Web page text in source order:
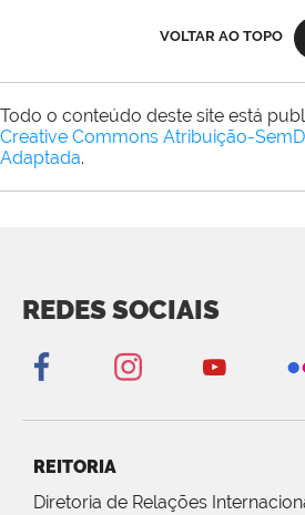
VOLTAR AO TOPO
Todo o conteúdo deste site está
Creative Commons Atribuição-
Adaptada.
REDES SOCIAIS
REITORIA
Diretoria de Relações